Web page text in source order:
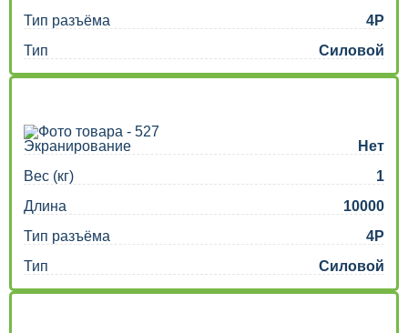
Тип разъёма
4P
Тип
Силовой
Экранирование
Нет
Вес (кг)
1
Длина
10000
Тип разъёма
4P
Тип
Силовой